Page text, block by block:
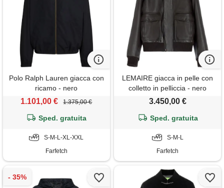
Polo Ralph Lauren giacca con
ricamo - nero
1.101,00 € 1.375,00 €
Sped. gratuita
S-M-L-XL-XXL
Farfetch
LEMAIRE giacca in pelle con
colletto in pelliccia - nero
3.450,00 €
Sped. gratuita
S-M-L
Farfetch